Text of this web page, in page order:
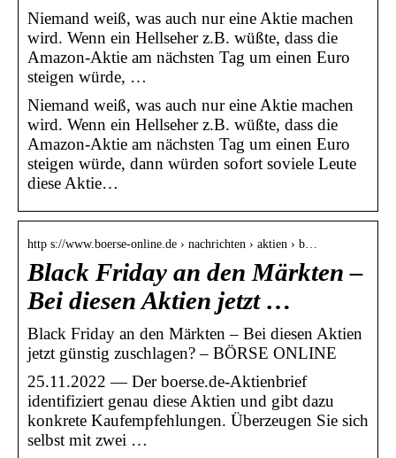
Niemand weiß, was auch nur eine Aktie machen
wird. Wenn ein Hellseher z.B. wüßte, dass die
Amazon-Aktie am nächsten Tag um einen Euro
steigen würde, …
Niemand weiß, was auch nur eine Aktie machen
wird. Wenn ein Hellseher z.B. wüßte, dass die
Amazon-Aktie am nächsten Tag um einen Euro
steigen würde, dann würden sofort soviele Leute
diese Aktie…
http s://www.boerse-online.de › nachrichten › aktien › b…
Black Friday an den Märkten –
Bei diesen Aktien jetzt …
Black Friday an den Märkten – Bei diesen Aktien
jetzt günstig zuschlagen? – BÖRSE ONLINE
25.11.2022 — Der boerse.de-Aktienbrief
identifiziert genau diese Aktien und gibt dazu
konkrete Kaufempfehlungen. Überzeugen Sie sich
selbst mit zwei …